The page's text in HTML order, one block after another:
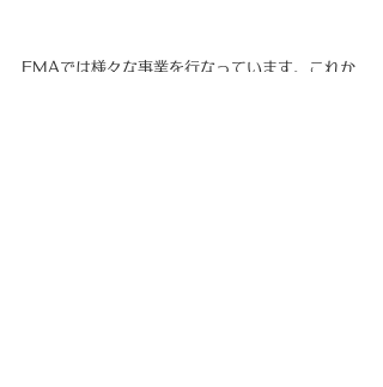
EMAでは様々な事業を行なっています。これか